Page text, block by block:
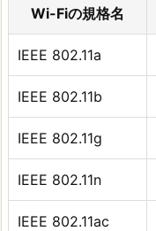
Wi-Fiの規格名
IEEE 802.11a
IEEE 802.11b
IEEE 802.11g
IEEE 802.11n
IEEE 802.11ac